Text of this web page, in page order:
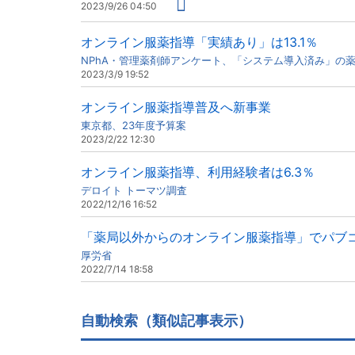
2023/9/26 04:50
オンライン服薬指導「実績あり」は13.1％
NPhA・管理薬剤師アンケート、「システム導入済み」の
2023/3/9 19:52
オンライン服薬指導普及へ新事業
東京都、23年度予算案
2023/2/22 12:30
オンライン服薬指導、利用経験者は6.3％
デロイト トーマツ調査
2022/12/16 16:52
「薬局以外からのオンライン服薬指導」でパブ
厚労省
2022/7/14 18:58
自動検索（類似記事表示）